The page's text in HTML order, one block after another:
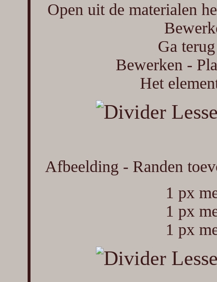
Open uit de materialen
Ga
Bewerken -
Het
Afbeelding - Randen
1 px
1 px
1 px